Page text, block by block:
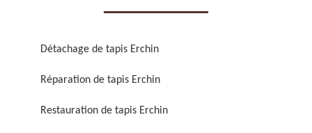
chaise et siège 59
Détachage de tapis Erchin
Réparation de tapis Erchin
Restauration de tapis Erchin